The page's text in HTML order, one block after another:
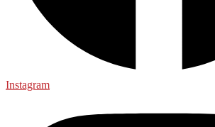
Instagram